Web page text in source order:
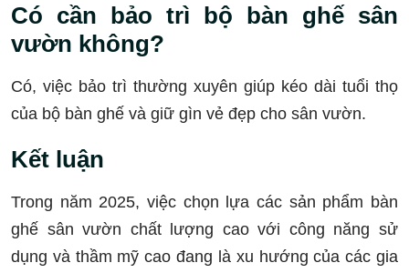
Có cần bảo trì bộ bàn ghế sân
vườn không?
Có, việc bảo trì thường xuyên giúp kéo dài tuổi thọ
của bộ bàn ghế và giữ gìn vẻ đẹp cho sân vườn.
Kết luận
Trong năm 2025, việc chọn lựa các sản phẩm bàn
ghế sân vườn chất lượng cao với công năng sử
dụng và thầm mỹ cao đang là xu hướng của các gia